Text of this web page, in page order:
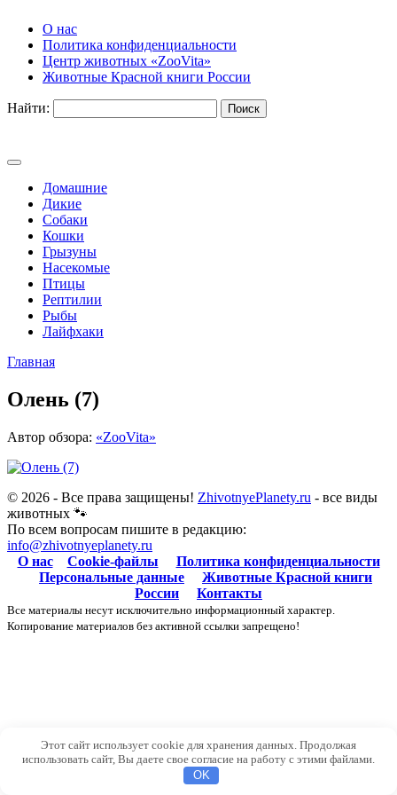
О нас
Политика конфиденциальности
Центр животных «ZooVita»
Животные Красной книги России
Найти:
Домашние
Дикие
Собаки
Кошки
Грызуны
Насекомые
Птицы
Рептилии
Рыбы
Лайфхаки
Главная
Олень (7)
Автор обзора: «ZooVita»
© 2026 - Все права защищены! ZhivotnyePlanety.ru - все виды
животных 🐾
По всем вопросам пишите в редакцию:
info@zhivotnyeplanety.ru
О нас
Cookie-файлы
Политика конфиденциальности
Персональные данные
Животные Красной книги
России
Контакты
Все материалы несут исключительно информационный характер.
Копирование материалов без активной ссылки запрещено!
Этот сайт использует cookie для хранения данных. Продолжая
использовать сайт, Вы даете свое согласие на работу с этими файлами.
OK